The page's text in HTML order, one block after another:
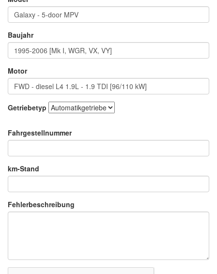
Baujahr
Motor
Getriebetyp
Fahrgestellnummer
km-Stand
Fehlerbeschreibung